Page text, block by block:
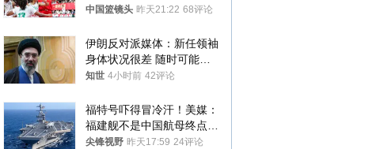
亚
中国篮镜头 昨天21:22 68评论
伊朗反对派媒体：新任领袖
身体状况很差 随时可能离
世
知世 4小时前 42评论
福特号吓得冒冷汗！美媒：
福建舰不是中国航母终点，
而是新起点！
尖锋视野 昨天17:59 24评论